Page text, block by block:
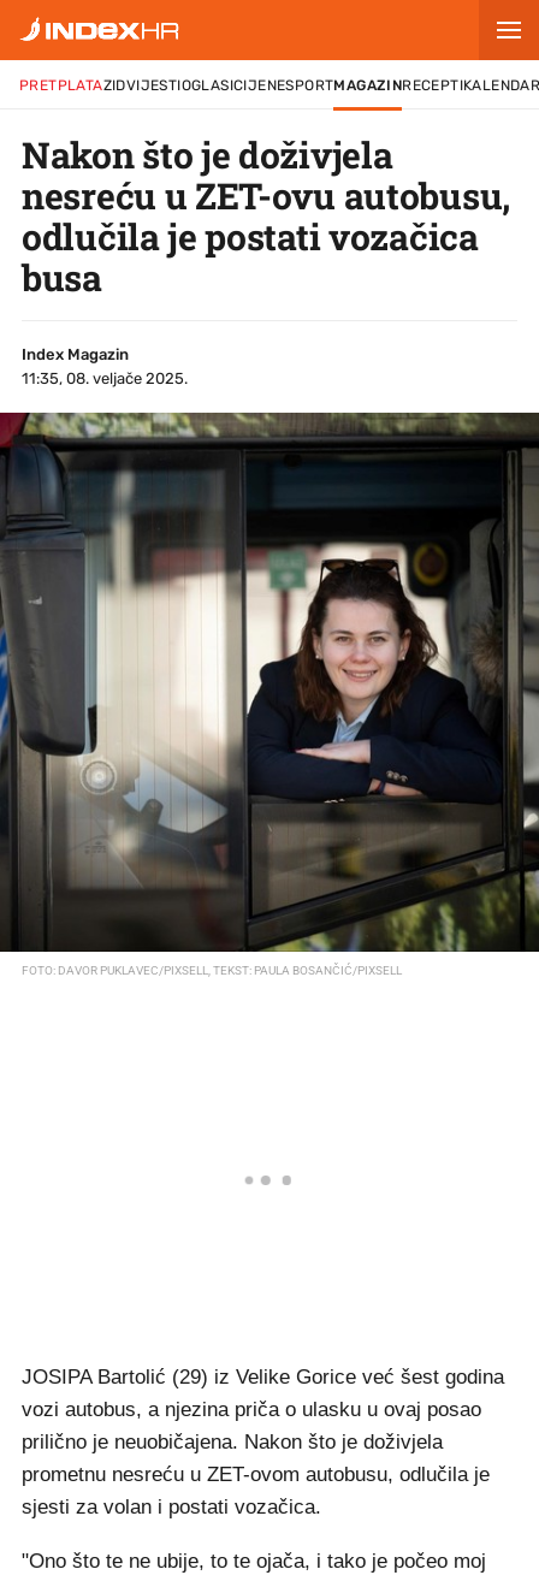
PRETPLATAZIDVIJESTIOGLASICIJENESPORTMAGAZINRECEPTI
Nakon što je doživjela
nesreću u ZET-ovu autobusu,
odlučila je postati vozačica
busa
Index Magazin
11:35, 08. veljače 2025.
FOTO: DAVOR PUKLAVEC/PIXSELL, TEKST: PAULA BOSANČIĆ/PIXSELL
JOSIPA Bartolić (29) iz Velike Gorice već šest godina
vozi autobus, a njezina priča o ulasku u ovaj posao
prilično je neuobičajena. Nakon što je doživjela
prometnu nesreću u ZET-ovom autobusu, odlučila je
sjesti za volan i postati vozačica.
"Ono što te ne ubije, to te ojača, i tako je počeo moj